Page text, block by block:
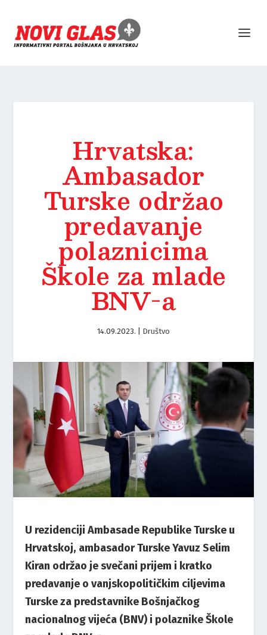
Hrvatska:
Ambasador
Turske održao
predavanje
polaznicima
Škole za mlade
BNV-a
14.09.2023. Društvo
U rezidenciji Ambasade Republike Turske u
Hrvatskoj, ambasador Turske Yavuz Selim
Kiran održao je svečani prijem i kratko
predavanje o vanjskopolitičkim ciljevima
Turske za predstavnike Bošnjačkog
nacionalnog vijeća (BNV) i polaznike Škole